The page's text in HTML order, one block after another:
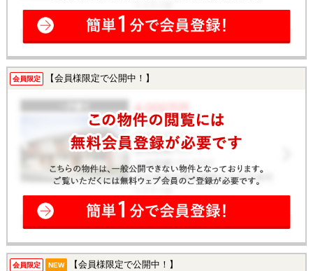
会員限定 【会員様限定で公開中！】
会員限定 NEW 【会員様限定で公開中！】